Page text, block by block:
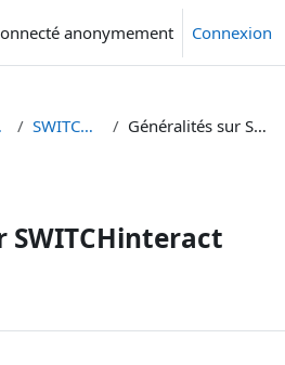
anonymement Connexion
SWITCHinteract Généralités sur SWITCHinteract
SWITCHinteract